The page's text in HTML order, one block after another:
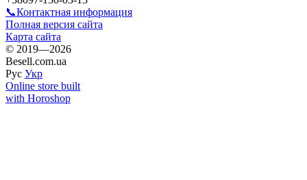
📞Контактная информация
Полная версия сайта
Карта сайта
© 2019—2026
Besell.com.ua
Рус Укр
Online store built
with Horoshop